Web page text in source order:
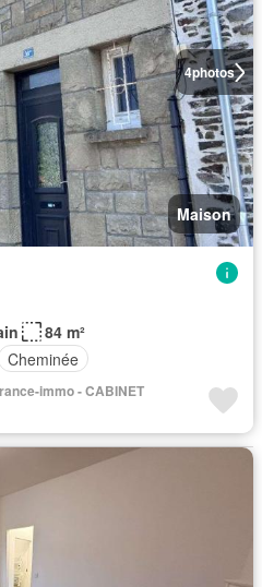
4photos
Maison
84 m²
Cheminée
immo - CABINET